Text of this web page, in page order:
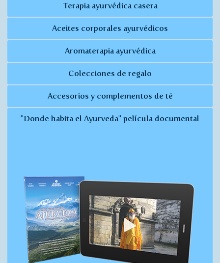
Terapia ayurvédica casera
Aceites corporales ayurvédicos
Aromaterapia ayurvédica
Colecciones de regalo
Accesorios y complementos de té
"Donde habita el Ayurveda" película documental